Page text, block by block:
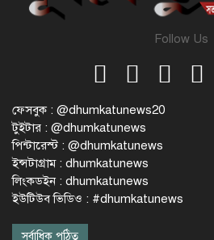
Follow Us
ফেসবুক : @dhumkatunews20
টুইটার : @dhumkatunews
পিন্টারেস্ট : @dhumkatunews
ইন্সটাগ্রাম : dhumkatunews
লিংকডইন : dhumkatunews
ইউটিউব ভিডিও : #dhumkatunews
সর্বাধিক পঠিত